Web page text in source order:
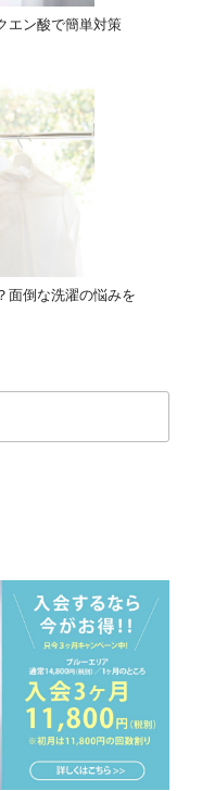
エン酸で簡単対策
面倒な洗濯の悩みを